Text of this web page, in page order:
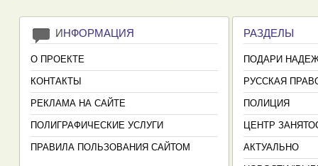
ИНФОРМАЦИЯ
О ПРОЕКТЕ
КОНТАКТЫ
РЕКЛАМА НА САЙТЕ
ПОЛИГРАФИЧЕСКИЕ УСЛУГИ
ПРАВИЛА ПОЛЬЗОВАНИЯ САЙТОМ
РАЗДЕЛЫ
ПОДАРИ
РУССКАЯ
ПОЛИЦИЯ
ЦЕНТР
АКТУАЛЬНО